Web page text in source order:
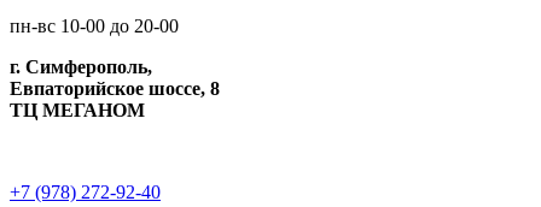
пн-вс 10-00 до 20-00
г. Симферополь,
Евпаторийское шоссе, 8
ТЦ МЕГАНОМ
+7 (978) 272-92-40